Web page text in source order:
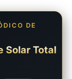
DE
Solar Total